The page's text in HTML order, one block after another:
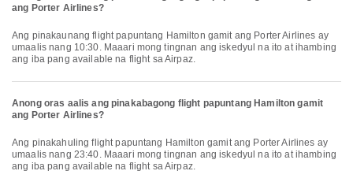
ang Porter Airlines?
Ang pinakaunang flight papuntang Hamilton gamit ang Porter Airlines ay
umaalis nang 10:30. Maaari mong tingnan ang iskedyul na ito at ihambing
ang iba pang available na flight sa Airpaz.
Anong oras aalis ang pinakabagong flight papuntang Hamilton gamit
ang Porter Airlines?
Ang pinakahuling flight papuntang Hamilton gamit ang Porter Airlines ay
umaalis nang 23:40. Maaari mong tingnan ang iskedyul na ito at ihambing
ang iba pang available na flight sa Airpaz.